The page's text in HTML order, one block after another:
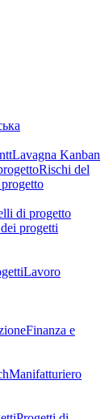
Lavagna Kanban
Rischi del
di progetto
progetti
Lavoro
Finanza e
Manifatturiero